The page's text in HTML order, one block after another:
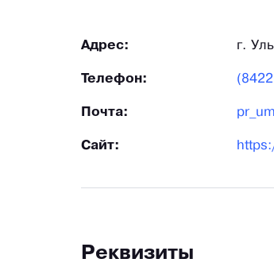
Адрес: г.
Телефон:
Почта:
Сайт:
Реквизиты